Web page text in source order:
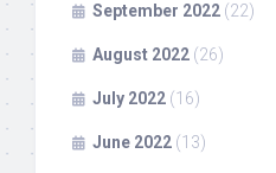
September 2022 (22)
August 2022 (26)
July 2022 (16)
June 2022 (13)